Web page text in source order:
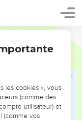
ὡς ὑπὸ νόμον, μὴ
κερδήσω·
ἀνόμους·
ἵνα τοὺς
ἵνα συγκοινωνὸς
les cookies », vous
(comme des
utilisateur) et
(comme vos